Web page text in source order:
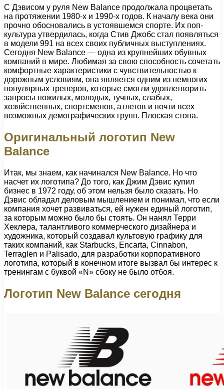
С Дэвисом у руля New Balance продолжала процветать
на протяжении 1980-х и 1990-х годов. К началу века они
прочно обосновались в устоявшемся спорте. Их поп-
культура утвердилась, когда Стив Джобс стал появляться
в модели 991 на всех своих публичных выступлениях.
Сегодня New Balance — одна из крупнейших обувных
компаний в мире. Любимая за свою способность сочетать
комфортные характеристики с чувствительностью к
дорожным условиям, она является одним из немногих
популярных тренеров, которые смогли удовлетворить
запросы пожилых, молодых, тучных, слабых,
хозяйственных, спортсменов, атлетов и почти всех
возможных демографических групп. Плоская стопа.
Оригинальный логотип New
Balance
Итак, мы знаем, как начинался New Balance. Но что
насчет их логотипа? До того, как Джим Дэвис купил
бизнес в 1972 году, об этом нельзя было сказать. Но
Дэвис обладал деловым мышлением и понимал, что если
компания хочет развиваться, ей нужен единый логотип,
за которым можно было бы стоять. Он нанял Терри
Хеклера, талантливого коммерческого дизайнера и
художника, который создавал культовую графику для
таких компаний, как Starbucks, Encarta, Cinnabon,
Terraglen и Palisado, для разработки корпоративного
логотипа, который в конечном итоге вызвал бы интерес к
тренингам с буквой «N» сбоку не было отбоя.
Логотип New Balance сегодня